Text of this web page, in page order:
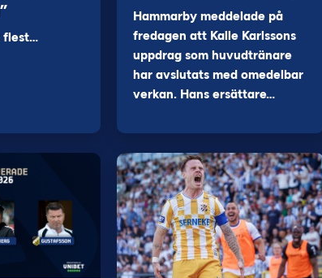
flest…
Hammarby meddelade på
fredagen att Kalle Karlssons
uppdrag som huvudtränare
har avslutats med omedelbar
verkan. Hans ersättare…